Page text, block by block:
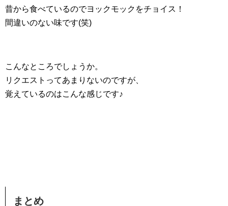
昔から食べているのでヨックモックをチョイス！
間違いのない味です(笑)
こんなところでしょうか。
リクエストってあまりないのですが、
覚えているのはこんな感じです♪
まとめ